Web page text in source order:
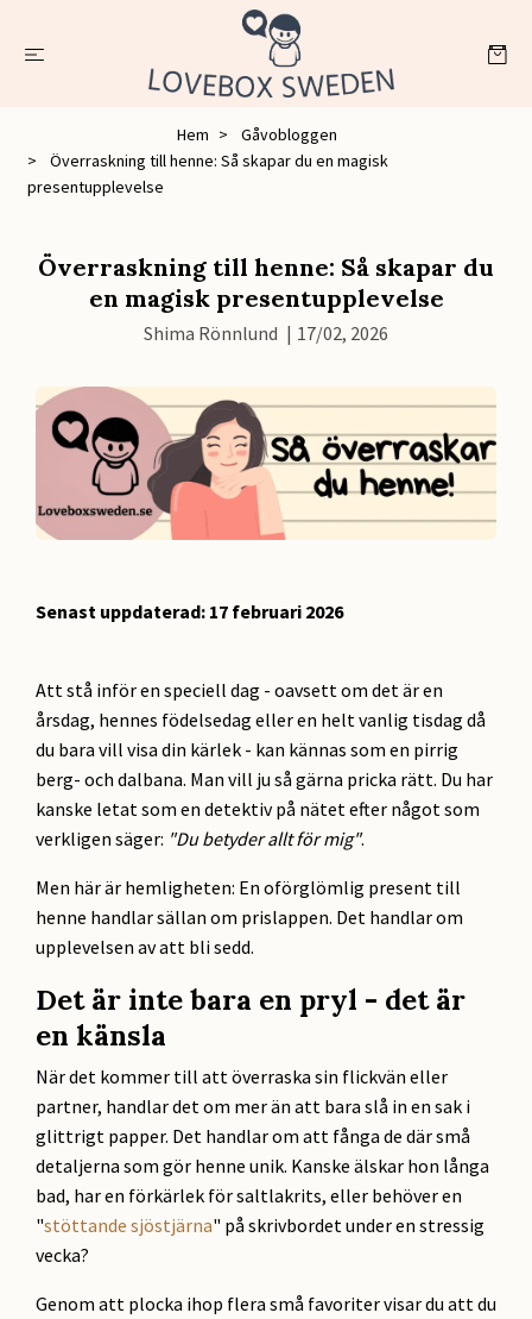
Hem
Gåvobloggen
Överraskning till henne: Så skapar du en magisk
presentupplevelse
Överraskning till henne: Så skapar du
en magisk presentupplevelse
Shima Rönnlund | 17/02, 2026
Senast uppdaterad: 17 februari 2026
Att stå inför en speciell dag - oavsett om det är en
årsdag, hennes födelsedag eller en helt vanlig tisdag då
du bara vill visa din kärlek - kan kännas som en pirrig
berg- och dalbana. Man vill ju så gärna pricka rätt. Du har
kanske letat som en detektiv på nätet efter något som
verkligen säger: "Du betyder allt för mig".
Men här är hemligheten: En oförglömlig present till
henne handlar sällan om prislappen. Det handlar om
upplevelsen av att bli sedd.
Det är inte bara en pryl - det är
en känsla
När det kommer till att överraska sin flickvän eller
partner, handlar det om mer än att bara slå in en sak i
glittrigt papper. Det handlar om att fånga de där små
detaljerna som gör henne unik. Kanske älskar hon långa
bad, har en förkärlek för saltlakrits, eller behöver en
"stöttande sjöstjärna" på skrivbordet under en stressig
vecka?
Genom att plocka ihop flera små favoriter visar du att du